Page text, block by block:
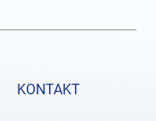
KONTAKT